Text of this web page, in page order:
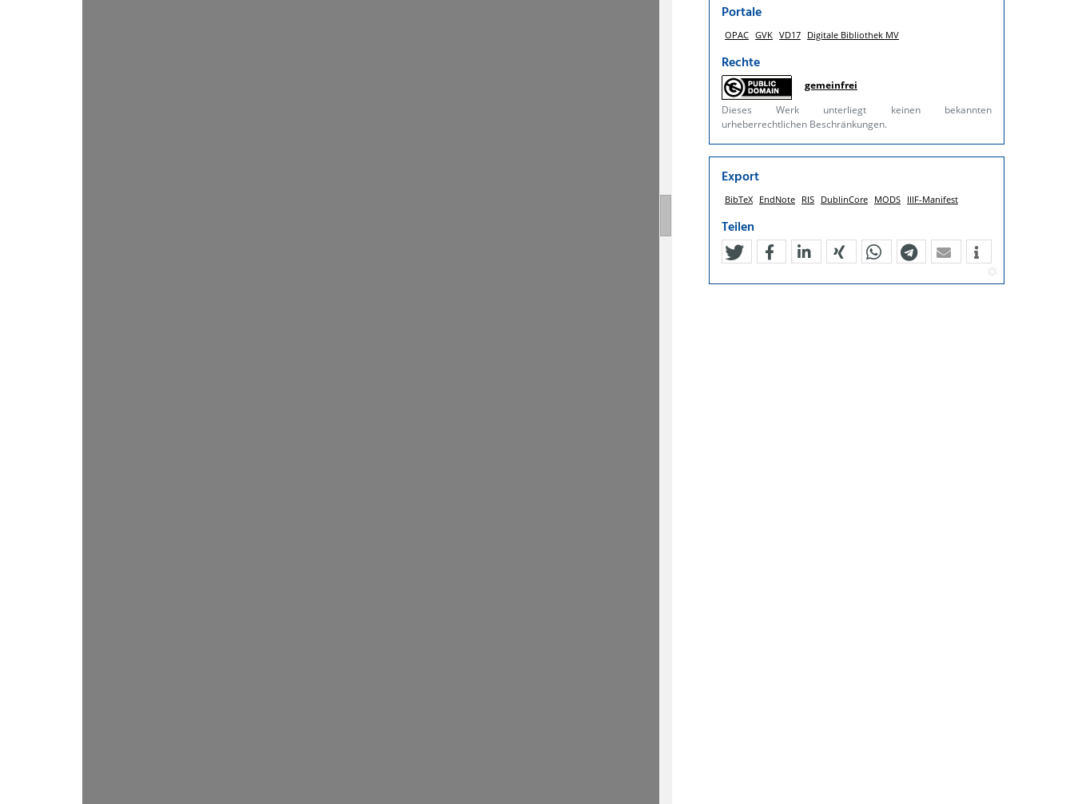
Portale
OPAC GVK VD17 Digitale Bibliothek MV
Rechte
gemeinfrei
Dieses Werk unterliegt keinen bekannten
urheberrechtlichen Beschränkungen.
Export
BibTeX EndNote RIS DublinCore MODS IIIF-Manifest
Teilen